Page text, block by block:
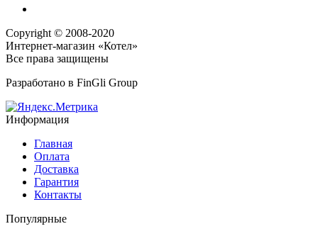
Copyright © 2008-2020
Интернет-магазин «Котел»
Все права защищены
Разработано в FinGli Group
Информация
Главная
Оплата
Доставка
Гарантия
Контакты
Популярные